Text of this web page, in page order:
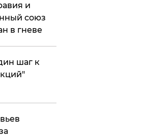
и
союз
в гневе
шаг к